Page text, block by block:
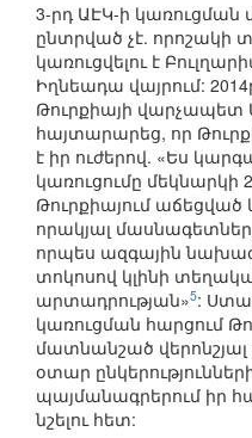
3-րդ ԱԷԿ-ի
ընտրված չէ. որոշակի
կառուցվելու է
Իղնեադա վայրում:
Թուրքիայի վարչապետ
հայտարարեց, որ
է իր ուժերով. «Ես
կառուցումը մեկնարկի
Թուրքիայում
որակյալ
որպես ազգային
տոկոսով կլինի
արտադրության»5:
կառուցման հարցում
մատնանշած
օտար
պայմանագրերում իր
նշելու հետ: